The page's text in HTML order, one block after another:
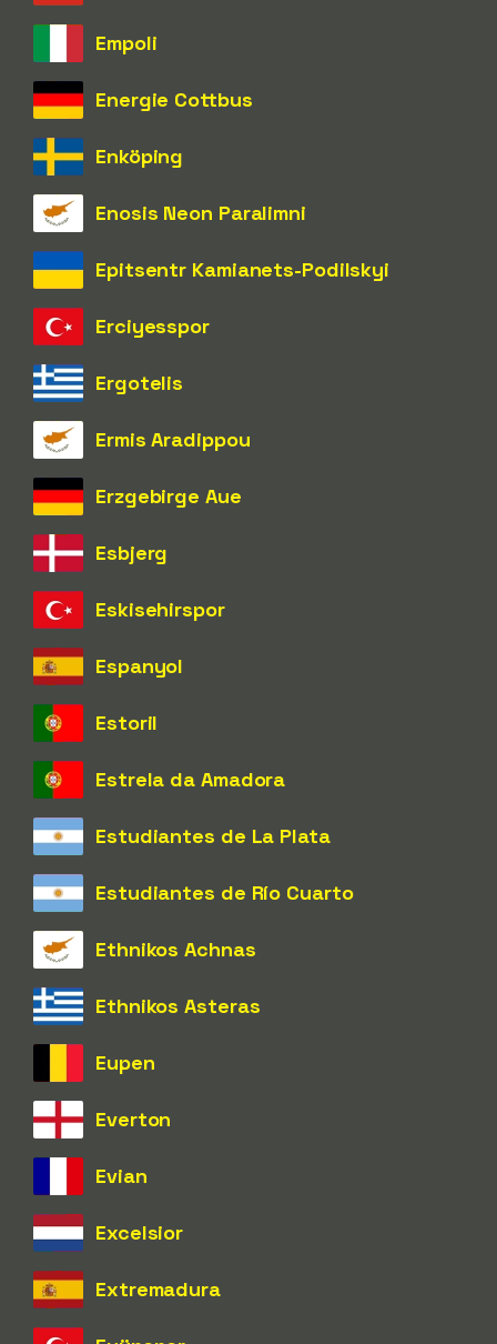
Empoli
Energie Cottbus
Enköping
Enosis Neon Paralimni
Epitsentr Kamianets-Podilskyi
Erciyesspor
Ergotelis
Ermis Aradippou
Erzgebirge Aue
Esbjerg
Eskisehirspor
Espanyol
Estoril
Estrela da Amadora
Estudiantes de La Plata
Estudiantes de Río Cuarto
Ethnikos Achnas
Ethnikos Asteras
Eupen
Everton
Evian
Excelsior
Extremadura